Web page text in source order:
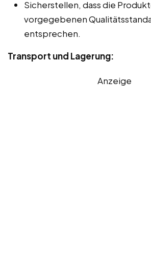
Sicherstellen, dass die
vorgegebenen
entsprechen.
Transport und Lagerung:
Anzeige